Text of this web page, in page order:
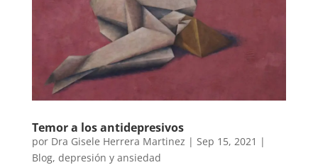
Temor a los antidepresivos
por Dra Gisele Herrera Martinez | Sep 15, 2021 |
Blog, depresión y ansiedad